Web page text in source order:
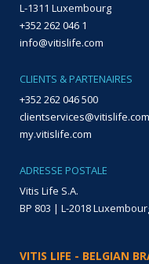
L-1311 Luxembourg
+352 262 046 1
info@vitislife.com
CLIENTS & PARTENAIRES
+352 262 046 500
clientservices@vitislife.com
my.vitislife.com
ADRESSE POSTALE
Vitis Life S.A.
BP 803 | L-2018
VITIS LIFE - BELGIAN